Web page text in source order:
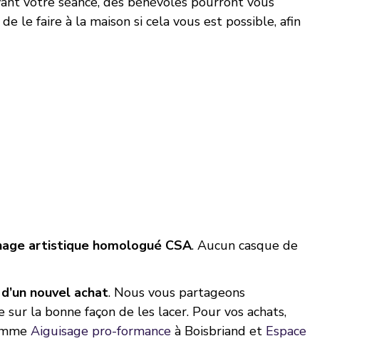
le faire à la maison si cela vous est possible, afin
artistique homologué CSA. Aucun casque de
nouvel achat. Nous vous partageons
la bonne façon de les lacer. Pour vos achats,
Aiguisage pro-formance à Boisbriand et Espace